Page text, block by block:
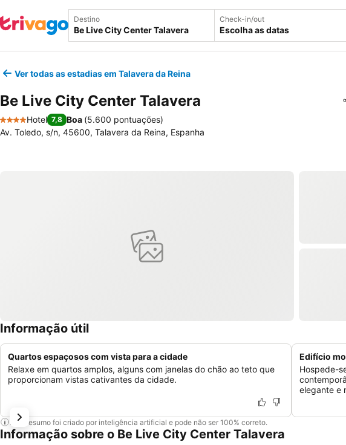
Destino Check-in/out
Escolha as datas
Ver todas as estadias em Talavera da Reina
Be Live City Center Talavera
4 Estrelas
Hotel 7,8 Boa (5.600 pontuações)
Av. Toledo, s/n, 45600, Talavera da Reina, Espanha
Informação útil
Quartos espaçosos com vista para a cidade
Relaxe em quartos amplos, alguns com janelas do chão ao teto que
proporcionam vistas cativantes da cidade.
Edifício
Hospede-
elegante e
Este resumo foi criado por inteligência artificial e pode não ser 100% correto.
Informação sobre o Be Live City Center Talavera